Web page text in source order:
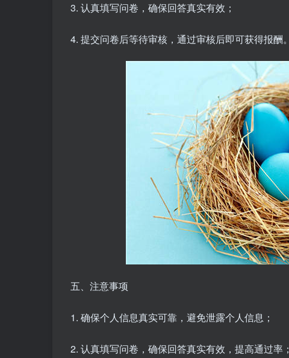
3. 认真填写问卷，确保回答真实有效；
4. 提交问卷后等待审核，通过审核后即可获得报酬。
五、注意事项
1. 确保个人信息真实可靠，避免泄露个人信息；
2. 认真填写问卷，确保回答真实有效，提高通过率；